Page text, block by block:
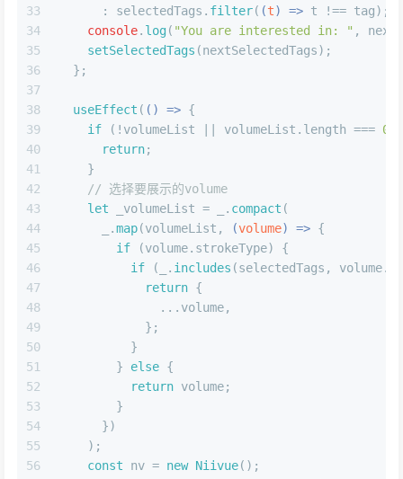
33
34
35
36
37
38
39
40
41
42
43
44
45
46
47
48
49
50
51
52
53
54
55
56
      : selectedTags.
filter( (t) => t !== tag);
console. log( "You are interested in: " ,
setSelectedTags (nextSelectedTags);
  };
useEffect ( () => {
if (!volumeList || volumeList. length === 0
return;
    }
// 选择要展示的volume
let _volumeList = _. compact (
      _.
map(volumeList, (volume) => {
if (volume. strokeType) {
if (_. includes (selectedTags, volume.
return {
              ...volume,
            };
          }
        }
else {
return volume;
        }
      })
    );
const nv = new Niivue();